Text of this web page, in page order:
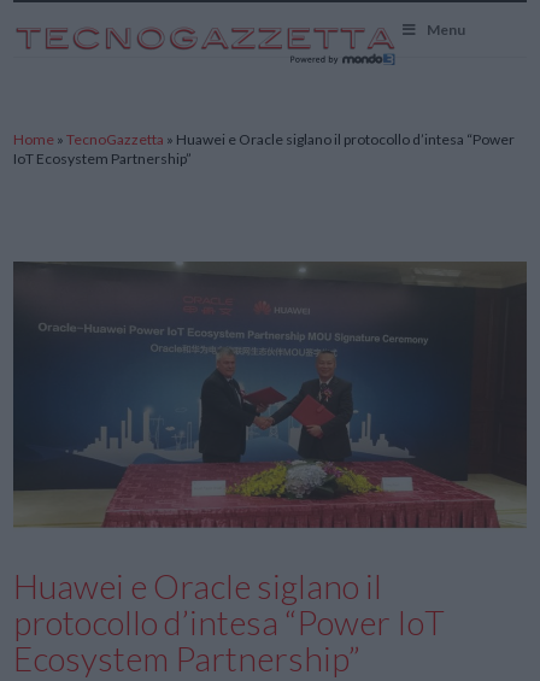
Menu
Home »TecnoGazzetta » Huawei e Oracle siglano il protocollo d’intesa “Power
IoT Ecosystem Partnership”
Huawei e Oracle siglano il
protocollo d’intesa “Power IoT
Ecosystem Partnership”